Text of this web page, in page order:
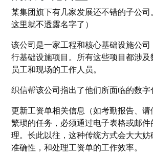
某集团旗下有几家发展还不错的子公司
这里就不透露名字了）
该公司是一家工程和核心基础设施公
行基础设施项目。所有这些项目都涉
员工和现场的工作人员。
织信帮该公司指出了他们所面临的数字
更新工资单相关信息（如考勤报告、
繁琐的任务，必须通过电子表格或邮
理。长此以往，这种传统方式会大大
准确性，和处理工资单的工作效率。